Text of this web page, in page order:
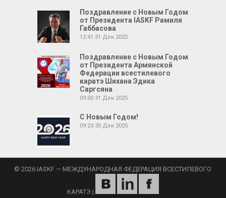
Поздравление с Новым Годом
от Президента IASKF Рамиля
Габбасова
12:41 31 Дек 2025
Поздравление с Новым Годом
от Президента Армянской
Федерации всестилевого
каратэ Шихана Эдика
Саргсяна
09:00 31 Дек 2025
С Новым Годом!
09:23 30 Дек 2025
© 2026 IASKF — МЕЖДУНАРОДНАЯ ФЕДЕРАЦИЯ ВСЕСТИЛЕВОГО
КАРАТЭ |